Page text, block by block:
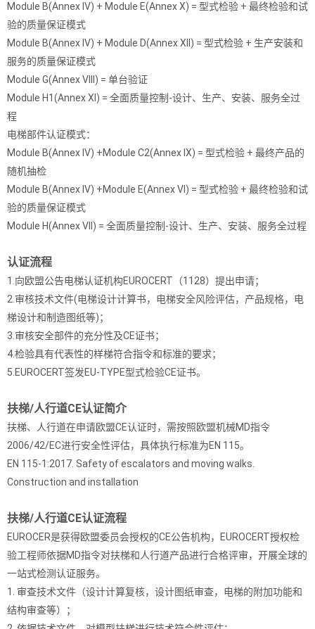
Module B(Annex IV) + Module E(Annex X) = 型式检验 + 最终检验和试
验的质量保证模式
Module B(Annex IV) + Module D(Annex XII) = 型式检验 + 生产安装和
服务的质量保证模式
Module G(Annex VIII) = 单台验证
Module H1(Annex XI) = 全面质量控制-设计、生产、安装、服务全过
程
电梯部件认证模式：
Module B(Annex IV) +Module C2(Annex IX) = 型式检验 + 最终产品的
随机抽检
Module B(Annex IV) +Module E(Annex VI) = 型式检验 + 最终检验和试
验的质量保证模式
Module H(Annex VII) = 全面质量控制-设计、生产、安装、服务全过程
认证流程
1.向欧盟公告电梯认证机构EUROCERT（1128）提出申请；
2.审核技术文件(电梯设计计算书，电梯安全风险评估，产品规格，电
梯设计和制造图纸等)；
3.审核安全部件的充分性及CE证书；
4.检验具有代表性的样梯符合指令和标准的要求；
5.EUROCERT签发EU-TYPE型式检验CE证书。
扶梯/人行道CE认证简介
扶梯、人行道在申请欧盟CE认证时，需按照欧盟机械MD指令
2006/42/EC进行安全性评估，具体执行标准为EN 115。
EN 115-1:2017. Safety of escalators and moving walks.
Construction and installation
扶梯/人行道CE认证流程
EUROCER是获得欧盟委员会授权的CE公告机构，EUROCERT授权检
验工程师依据MD指令对扶梯和人行道产品进行合格评审，开展全球的
一站式检测认证服务。
1. 审查技术文件（设计计算复核，设计图纸审查，电梯的附加功能和
结构审查等）；